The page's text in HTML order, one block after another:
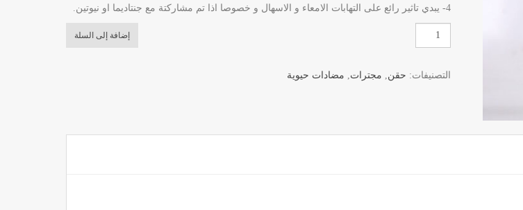
4- يبدي تاثير رائع على التهابات الامعاء و الاسهال و خصوصا اذا تم مشاركتة مع جنتاديما او نيوتين.
كمية
أنروديما
إضافة إلى السلة
التصنيفات: حقن, مجترات, مضادات حيوية